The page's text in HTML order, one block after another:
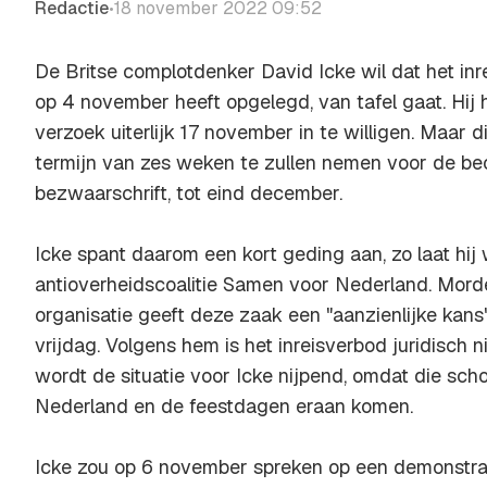
Redactie•18 november 2022 09:52
De Britse complotdenker David Icke wil dat het
op 4 november heeft opgelegd, van tafel gaat.
verzoek uiterlijk 17 november in te willigen. Maar
termijn van zes weken te zullen nemen voor de
bezwaarschrift, tot eind december.
Icke spant daarom een kort geding aan, zo laat hij
antioverheidscoalitie Samen voor Nederland.
organisatie geeft deze zaak een "aanzienlijke
vrijdag. Volgens hem is het inreisverbod juridisch
wordt de situatie voor Icke nijpend, omdat die
Nederland en de feestdagen eraan komen.
Icke zou op 6 november spreken op een